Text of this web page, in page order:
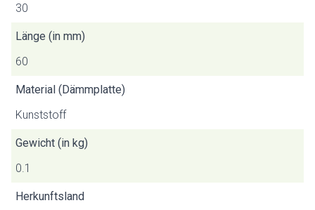
30
Länge (in mm)
60
Material (Dämmplatte)
Kunststoff
Gewicht (in kg)
0.1
Herkunftsland